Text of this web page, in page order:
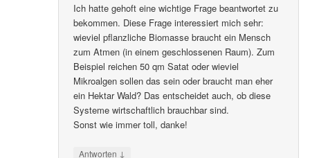
Ich hatte gehoft eine wichtige Frage beantwortet zu
bekommen. Diese Frage interessiert mich sehr:
wieviel pflanzliche Biomasse braucht ein Mensch
zum Atmen (in einem geschlossenen Raum). Zum
Beispiel reichen 50 qm Satat oder wieviel
Mikroalgen sollen das sein oder braucht man eher
ein Hektar Wald? Das entscheidet auch, ob diese
Systeme wirtschaftlich brauchbar sind.
Sonst wie immer toll, danke!
Antworten ↓